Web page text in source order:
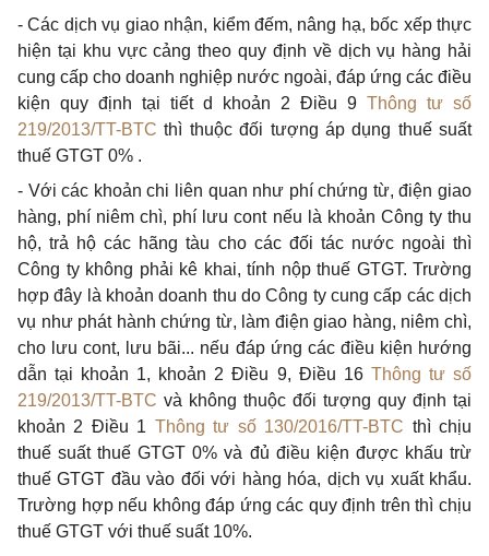
- Các dịch vụ giao nhận, kiểm đếm, nâng hạ, bốc xếp thực
hiện tại khu vực cảng theo quy định về dịch vụ hàng hải
cung cấp cho doanh nghiệp nước ngoài, đáp ứng các điều
kiện quy định tại tiết d khoản 2 Điều 9 Thông tư số
219/2013/TT-BTC thì thuộc đối tượng áp dụng thuế suất
thuế GTGT 0% .
- Với các khoản chi liên quan như phí chứng từ, điện giao
hàng, phí niêm chì, phí lưu cont nếu là khoản Công ty thu
hộ, trả hộ các hãng tàu cho các đối tác nước ngoài thì
Công ty không phải kê khai, tính nộp thuế GTGT. Trường
hợp đây là khoản doanh thu do Công ty cung cấp các dịch
vụ như phát hành chứng từ, làm điện giao hàng, niêm chì,
cho lưu cont, lưu bãi... nếu đáp ứng các điều kiện hướng
dẫn tại khoản 1, khoản 2 Điều 9, Điều 16 Thông tư số
219/2013/TT-BTC và không thuộc đối tượng quy định tại
khoản 2 Điều 1 Thông tư số 130/2016/TT-BTC thì chịu
thuế suất thuế GTGT 0% và đủ điều kiện được khấu trừ
thuế GTGT đầu vào đối với hàng hóa, dịch vụ xuất khẩu.
Trường hợp nếu không đáp ứng các quy định trên thì chịu
thuế GTGT với thuế suất 10%.